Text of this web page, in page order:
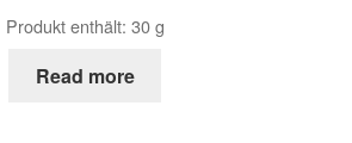
Produkt enthält: 30g
Read more